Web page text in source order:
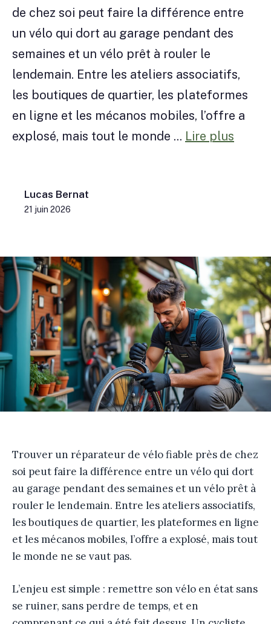
de chez soi peut faire la différence entre
un vélo qui dort au garage pendant des
semaines et un vélo prêt à rouler le
lendemain. Entre les ateliers associatifs,
les boutiques de quartier, les plateformes
en ligne et les mécanos mobiles, l’offre a
explosé, mais tout le monde ... Lire plus
Lucas Bernat
21 juin 2026
Trouver un réparateur de vélo fiable près de chez
soi peut faire la différence entre un vélo qui dort
au garage pendant des semaines et un vélo prêt à
rouler le lendemain. Entre les ateliers associatifs,
les boutiques de quartier, les plateformes en ligne
et les mécanos mobiles, l’offre a explosé, mais tout
le monde ne se vaut pas.
L’enjeu est simple : remettre son vélo en état sans
se ruiner, sans perdre de temps, et en